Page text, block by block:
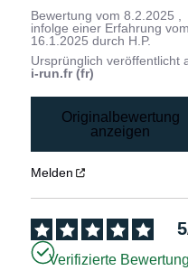
Bewertung vom8.2.2025
infolge einer Erfahrung
16.1.2025 durch H.P.
Ursprünglich veröffentlicht
i-run.fr (fr)
Originalbewertung
anzeigen
Melden
5
Verifizierte